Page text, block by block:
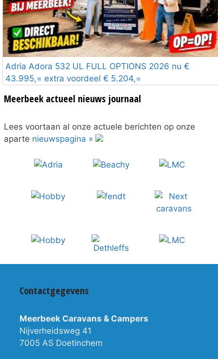
Adria Adora 532 UL FULL OPTIONS 2026 nu €
43.995,= extra voordeel € 5.204,=
Meerbeek actueel nieuws journaal
Lees voortaan al onze actuele berichten op onze
aparte nieuwspagina »
Contactgegevens
Meerbeek Caravans & Campers
Nijverheidsweg 41
7005 AS Doetinchem